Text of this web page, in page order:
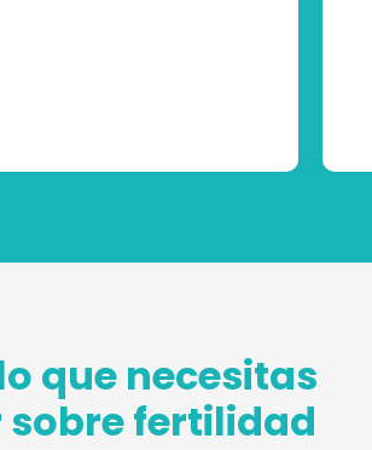
que necesitas
sobre fertilidad